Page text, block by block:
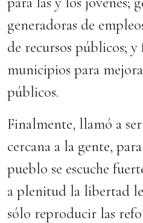
generadoras de
de recursos públicos;
municipios para
públicos.
Finalmente, llamó a
cercana a la gente,
pueblo se escuche
a plenitud la libertad
sólo reproducir las